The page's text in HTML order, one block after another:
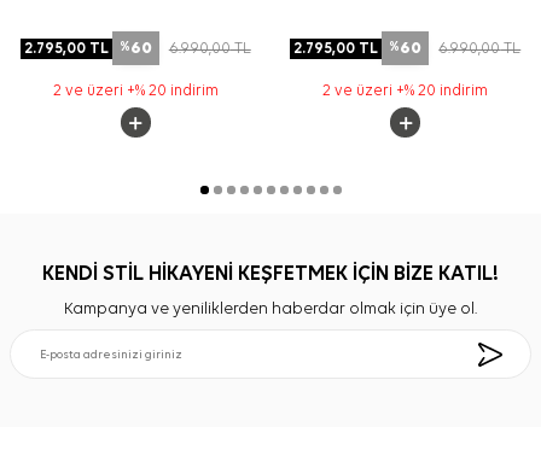
2.795,00TL %60 6.990,00TL
2 ve üzeri +% 20 indirim
2.795,00 TL %60 6.990,00TL
2 ve üzeri +% 20 indirim
KENDİ STİL HİKAYENİ KEŞFETMEK İÇİN BİZE KATIL!
Kampanya ve yeniliklerden haberdar olmak için üye ol.